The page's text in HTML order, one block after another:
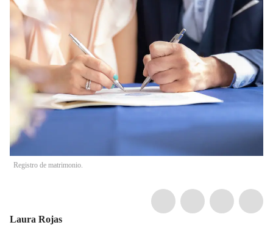
Registro de matrimonio.
Laura Rojas